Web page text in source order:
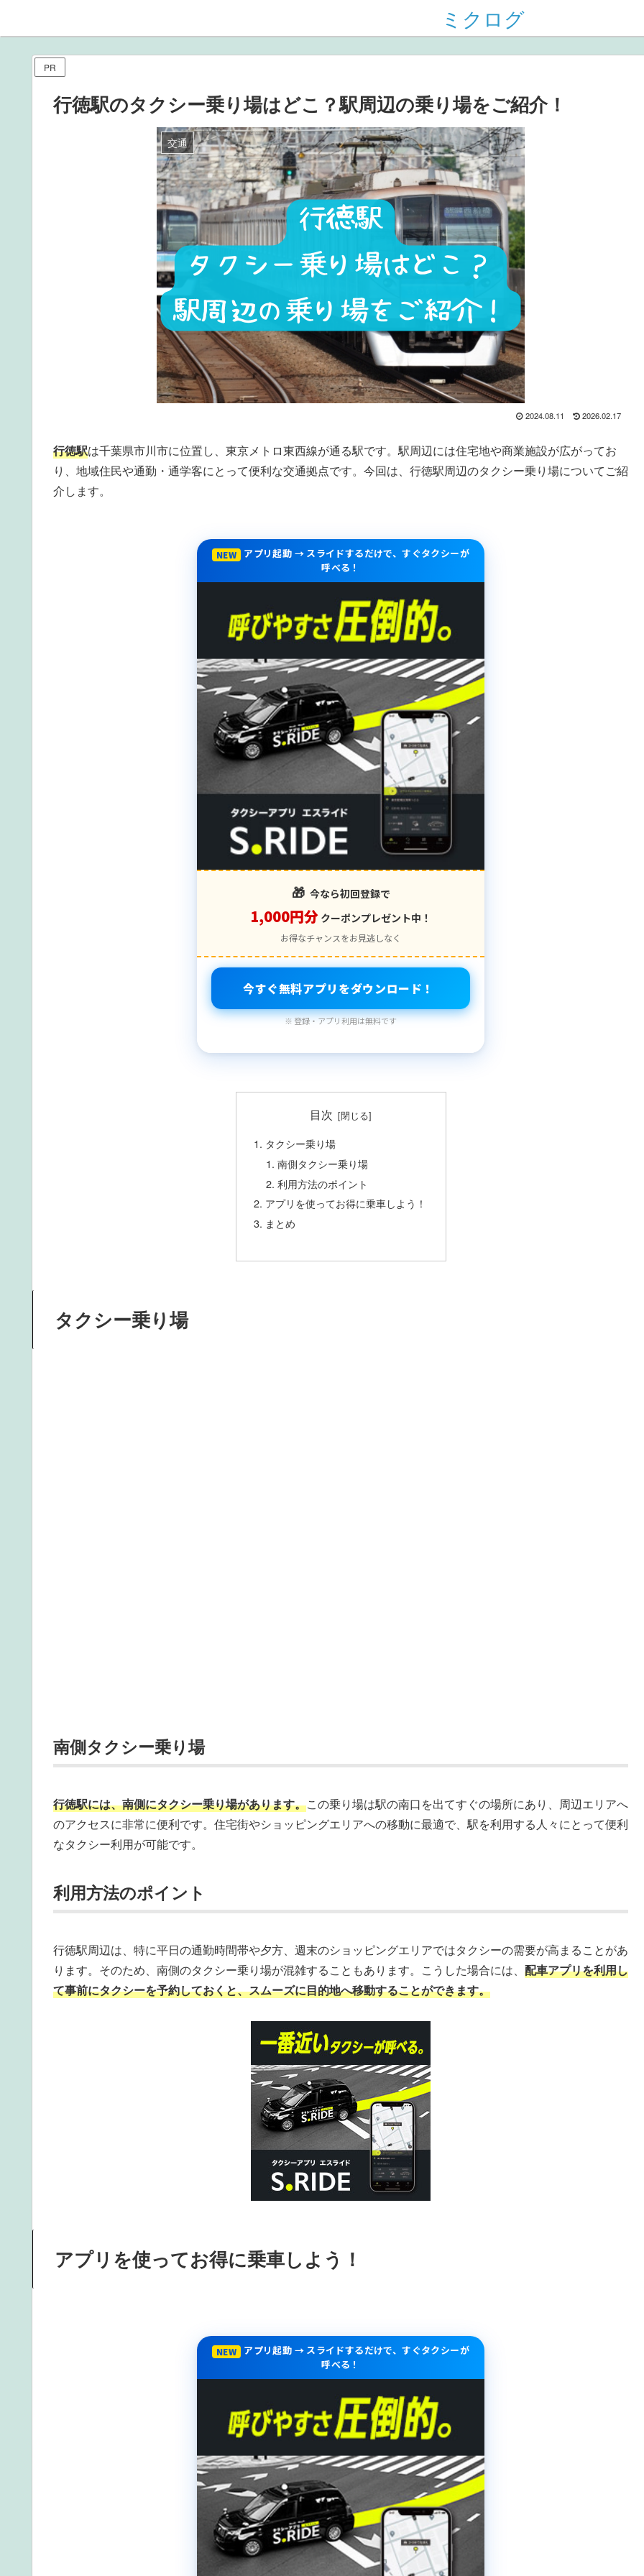
ミクログ
PR
行徳駅のタクシー乗り場はどこ？駅周辺の乗り場をご紹介！
交通
2024.08.11 2026.02.17
行徳駅は千葉県市川市に位置し、東京メトロ東西線が通る駅です。駅周辺には住宅地や商業施設が広がってお
り、地域住民や通勤・通学客にとって便利な交通拠点です。今回は、行徳駅周辺のタクシー乗り場についてご紹
介します。
NEW
アプリ起動 → スライドするだけで、すぐタクシーが
呼べる！
🎁 今なら初回登録で
1,000円分 クーポンプレゼント中！
お得なチャンスをお見逃しなく
今すぐ無料アプリをダウンロード！
※ 登録・アプリ利用は無料です
目次
タクシー乗り場
南側タクシー乗り場
利用方法のポイント
アプリを使ってお得に乗車しよう！
まとめ
タクシー乗り場
南側タクシー乗り場
行徳駅には、南側にタクシー乗り場があります。この乗り場は駅の南口を出てすぐの場所にあり、周辺エリアへ
のアクセスに非常に便利です。住宅街やショッピングエリアへの移動に最適で、駅を利用する人々にとって便利
なタクシー利用が可能です。
利用方法のポイント
行徳駅周辺は、特に平日の通勤時間帯や夕方、週末のショッピングエリアではタクシーの需要が高まることがあ
ります。そのため、南側のタクシー乗り場が混雑することもあります。こうした場合には、 配車アプリを利用し
て事前にタクシーを予約しておくと、スムーズに目的地へ移動することができます。
アプリを使ってお得に乗車しよう！
NEW
アプリ起動 → スライドするだけで、すぐタクシーが
呼べる！